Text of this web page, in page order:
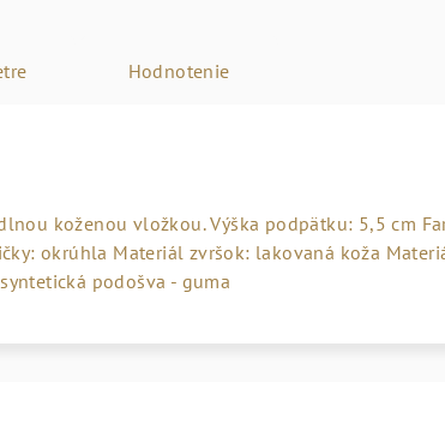
Hodnotenie
koženou vložkou. Výška podpätku: 5,5 cm
okrúhla Materiál zvršok: lakovaná koža
podošva - guma